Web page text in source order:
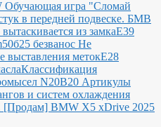
Обучающая игра "Сломай
в передней подвеске. БМВ
из замкаE39
безванос Не
выставления метокЕ28
Классификация
N20B20 Артикулы
и систем охлаждения
[Продам] BMW X5 xDrive 2025